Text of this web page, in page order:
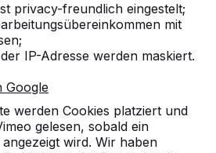
privacy-freundlich eingestelt;
mit
IP-Adresse werden maskiert.
Google
werden Cookies platziert und
gelesen, sobald ein
wird. Wir haben
Körperpflege möchten uns
Bearbeitung,
der Picknicksets